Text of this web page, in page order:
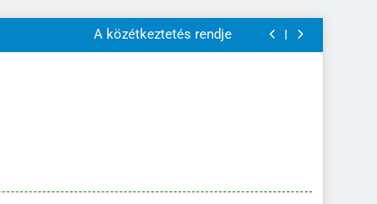
Szülői értekezletek 2026. május 04-14.
A közétkeztetés rendje
Kötelező és ajánlott olvasmányok